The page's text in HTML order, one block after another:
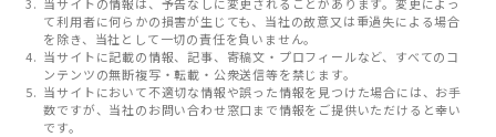
て利用者に何らかの損害が生じても、当社の故意又は重過失による場合
を除き、当社として一切の責任を負いません。
当サイトに記載の情報、記事、寄稿文・プロフィールなど、すべてのコ
ンテンツの無断複写・転載・公衆送信等を禁じます。
当サイトにおいて不適切な情報や誤った情報を見つけた場合には、お手
数ですが、当社のお問い合わせ窓口まで情報をご提供いただけると幸い
です。